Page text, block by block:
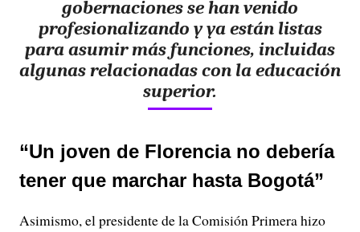
gobernaciones se han venido
profesionalizando y ya están listas
para asumir más funciones, incluidas
algunas relacionadas con la educación
superior.
“Un joven de Florencia no debería
tener que marchar hasta Bogotá”
Asimismo, el presidente de la Comisión Primera hizo